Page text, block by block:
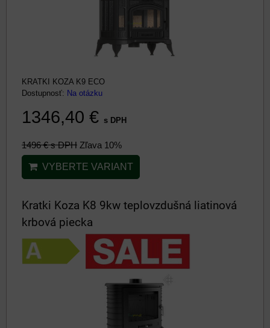
KRATKI KOZA K9 ECO
Dostupnosť: Na otázku
1346,40 € s DPH
1496 €s DPH Zľava 10%
VYBERTE VARIANT
Kratki Koza K8 9kw teplovzdušná liatinová
krbová piecka